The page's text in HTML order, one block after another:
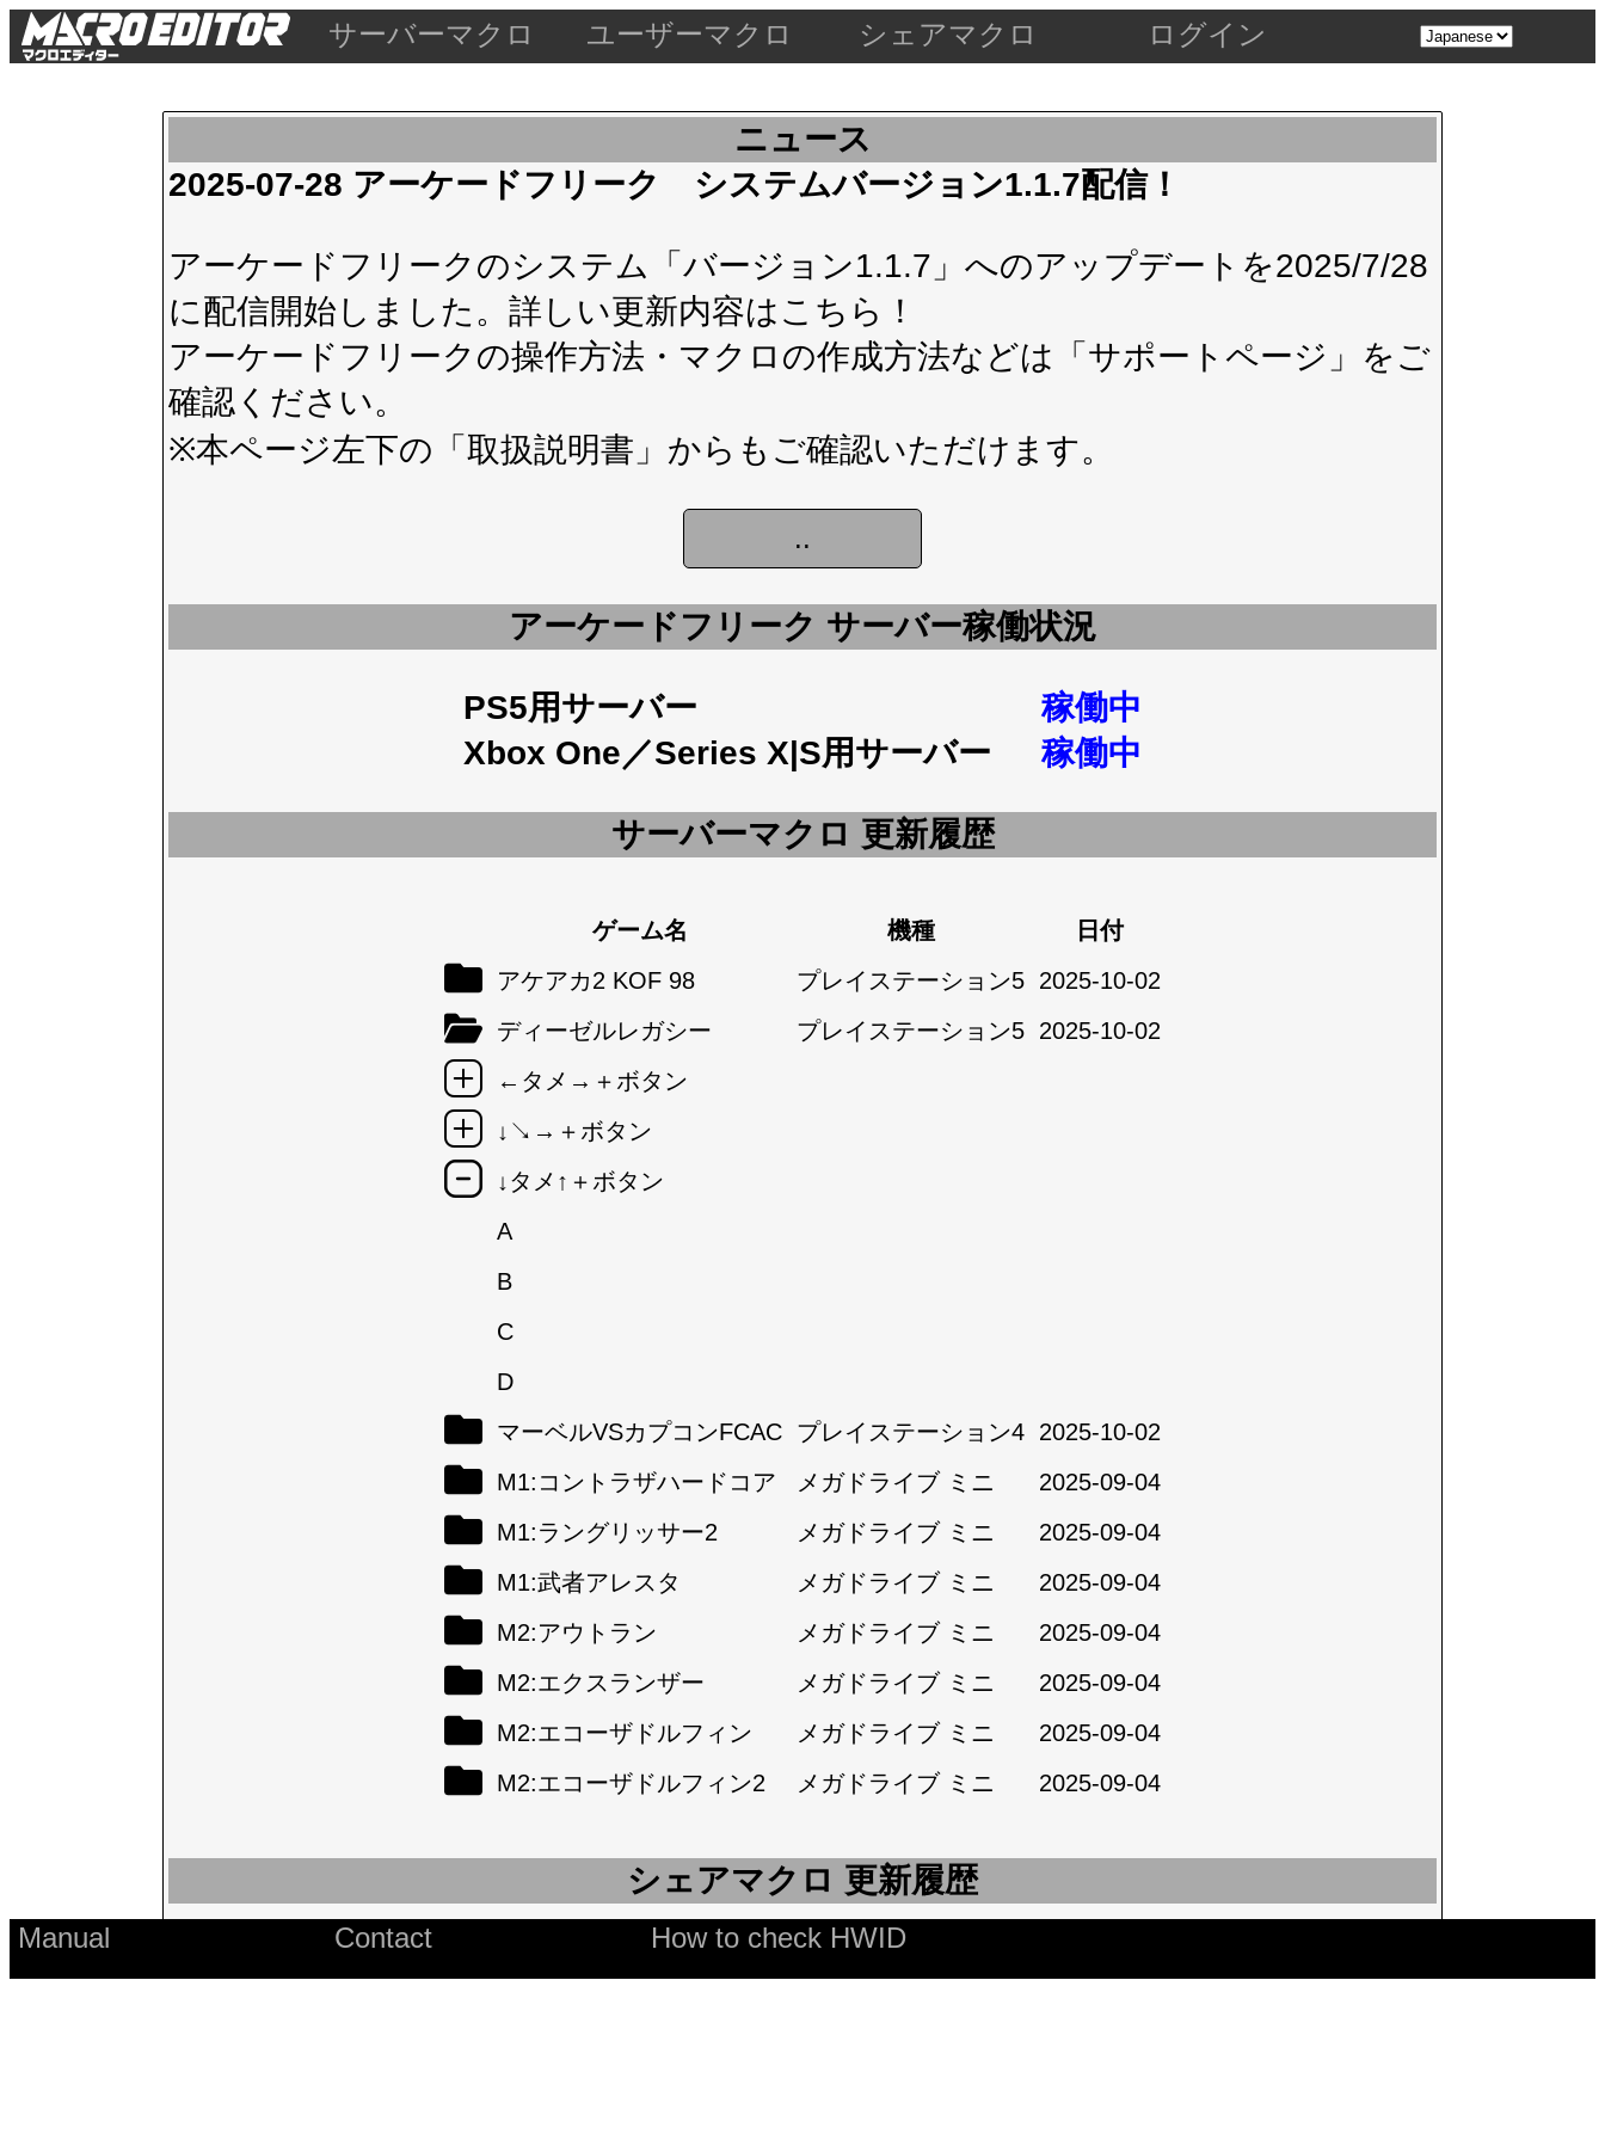
サーバーマクロ ユーザーマクロ シェアマクロ ログイン
ニュース
2025-07-28 アーケードフリーク システムバージョン1.1.7配信！
アーケードフリークのシステム「バージョン1.1.7」へのアップデートを2025/7/28
に配信開始しました。詳しい更新内容はこちら！
アーケードフリークの操作方法・マクロの作成方法などは 「サポートページ」 をご
確認ください。
※本ページ左下の 「取扱説明書」 からもご確認いただけます。
アーケードフリーク サーバー稼働状況
PS5用サーバー
稼働中
Xbox One／Series X|S用サーバー
稼働中
サーバーマクロ 更新履歴
ゲーム名 機種
日付
アケアカ2 KOF 98
プレイステーション5 2025-10-02
ディーゼルレガシー
プレイステーション5 2025-10-02
←タメ→＋ボタン
↓↘→＋ボタン
↓タメ↑＋ボタン
A
B
C
D
マーベルVSカプコンFCAC プレイステーション4 2025-10-02
M1:コントラザハードコア
メガドライブ ミニ
2025-09-04
M1:ラングリッサー2
メガドライブ ミニ
2025-09-04
M1:武者アレスタ
メガドライブ ミニ
2025-09-04
M2:アウトラン
メガドライブ ミニ
2025-09-04
M2:エクスランザー
メガドライブ ミニ
2025-09-04
M2:エコーザドルフィン
メガドライブ ミニ
2025-09-04
M2:エコーザドルフィン2
メガドライブ ミニ 2025-09-04
シェアマクロ 更新履歴
Manual Contact How to check HWID